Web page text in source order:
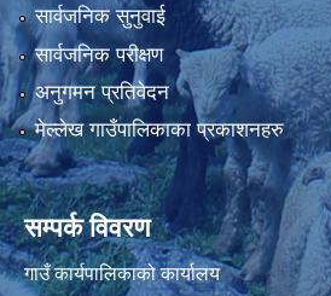
सार्वजनिक सुनुवाई
सार्वजनिक परीक्षण
अनुगमन प्रतिवेदन
मेल्लेख गाउँपालिकाका प्रकाशनहरु
सम्पर्क विवरण
गाउँ कार्यपालिकाको कार्यालय